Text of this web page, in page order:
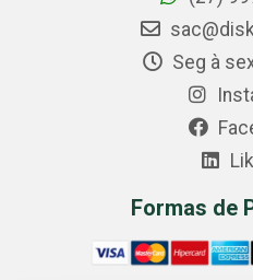
Seg à
Formas de